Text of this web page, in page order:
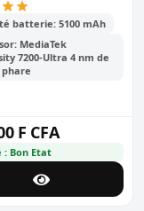
batterie: 5100 mAh
MediaTek
7200-Ultra 4 nm de
F CFA
: Bon Etat